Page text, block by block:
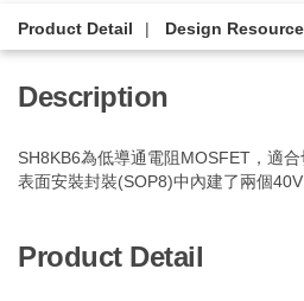
Product Detail Design
Description
SH8KB6為低導通電阻MOSFET，適
表面安裝封裝(SOP8)中內建了兩個40V
Product Detail